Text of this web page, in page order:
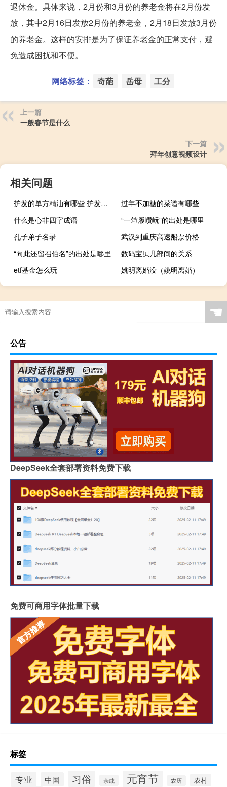
退休金。具体来说，2月份和3月份的养老金将在2月份发
放，其中2月16日发放2月份的养老金，2月18日发放3月份
的养老金。这样的安排是为了保证养老金的正常支付，避
免造成困扰和不便。
网络标签： 奇葩 岳母 工分
上一篇
一般春节是什么
下一篇
拜年创意视频设计
相关问题
护发的单方精油有哪些 护发精油用什么牌子的好
过年不加糖的菜谱有哪些
什么是心非四字成语
“一筇履巑岏”的出处是哪里
孔子弟子名录
武汉到重庆高速船票价格
“向此还留召伯名”的出处是哪里
数码宝贝几部间的关系
etf基金怎么玩
姚明离婚没（姚明离婚）
☚
公告
DeepSeek全套部署资料免费下载
免费可商用字体批量下载
标签
专业 中国 习俗 亲戚 元宵节 农历 农村